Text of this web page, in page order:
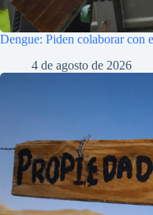
Dengue: Piden colaborar con
4 de agosto de 2026